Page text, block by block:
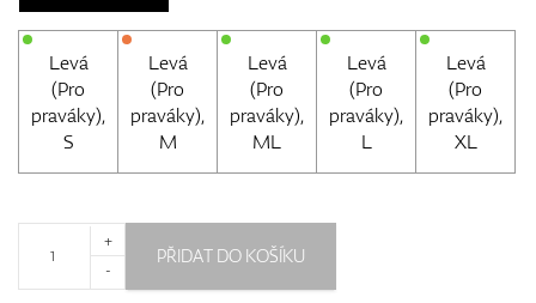
Levá
(Pro
praváky),
S
Levá
(Pro
praváky),
M
Levá
(Pro
praváky),
ML
Levá
(Pro
praváky),
L
Levá
(Pro
praváky),
XL
+
-
PŘIDAT DO KOŠÍKU